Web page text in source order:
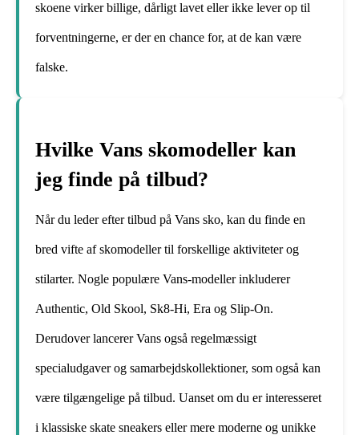
skoene virker billige, dårligt lavet eller ikke lever op til
forventningerne, er der en chance for, at de kan være
falske.
Hvilke Vans skomodeller kan
jeg finde på tilbud?
Når du leder efter tilbud på Vans sko, kan du finde en
bred vifte af skomodeller til forskellige aktiviteter og
stilarter. Nogle populære Vans-modeller inkluderer
Authentic, Old Skool, Sk8-Hi, Era og Slip-On.
Derudover lancerer Vans også regelmæssigt
specialudgaver og samarbejdskollektioner, som også kan
være tilgængelige på tilbud. Uanset om du er interesseret
i klassiske skate sneakers eller mere moderne og unikke